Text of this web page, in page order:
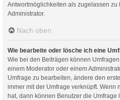
Antwortmöglichkeiten als zugelassen
Administrator.
Nach oben
Wie bearbeite oder lösche ich eine
Wie bei den Beiträgen können
einem Moderator oder einem
Umfrage zu bearbeiten, ändere den
immer mit der Umfrage verknüpft. Wenn
hat, dann können Benutzer die